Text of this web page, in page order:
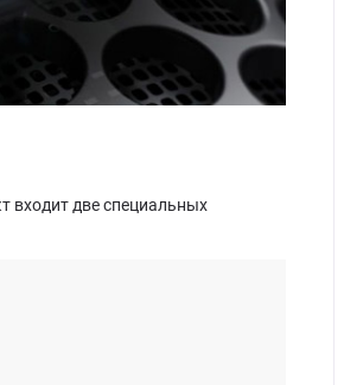
входит две специальных